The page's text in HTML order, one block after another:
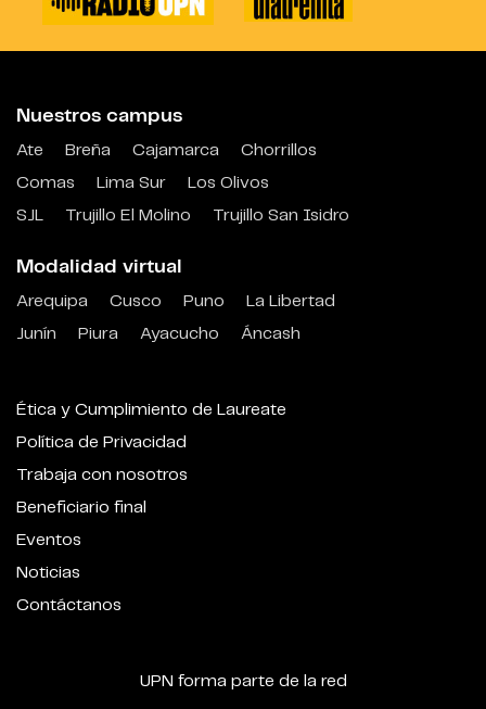
Nuestros campus
Ate Breña Cajamarca
Chorrillos
Comas
Lima Sur
Los Olivos
SJL
Trujillo El Molino Trujillo San Isidro
Modalidad virtual
Arequipa Cusco Puno
La Libertad
Junín
Piura Ayacucho Áncash
Ética y Cumplimiento de Laureate
Política de Privacidad
Trabaja con nosotros
Beneficiario final
Eventos
Noticias
Contáctanos
UPN forma parte de la red